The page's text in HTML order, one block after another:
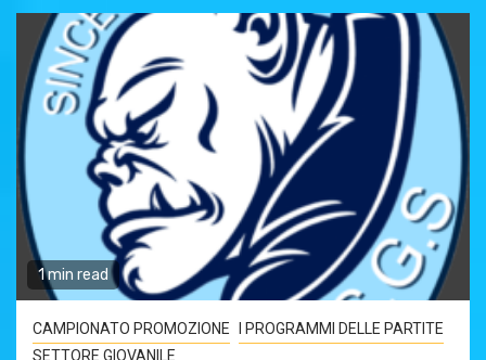
1 min read
CAMPIONATO PROMOZIONE
I PROGRAMMI DELLE PARTITE
SETTORE GIOVANILE